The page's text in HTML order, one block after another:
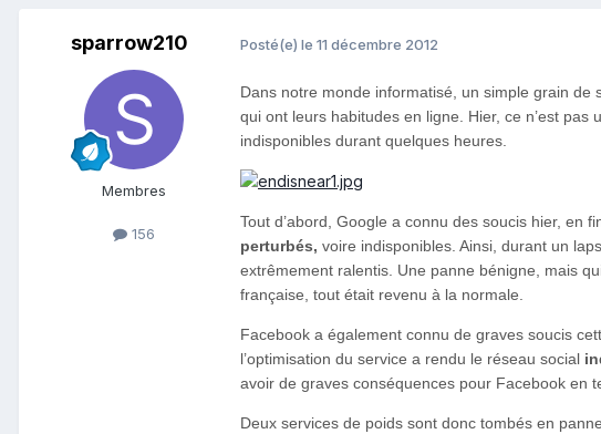
sparrow210
Membres
156
Posté(e) le 11 décembre 2012
Dans notre monde informatisé, un simple grain
qui ont leurs habitudes en ligne. Hier, ce n’est
indisponibles durant quelques heures.
Tout d’abord, Google a connu des soucis hier, en
perturbés, voire indisponibles. Ainsi, durant un
extrêmement ralentis. Une panne bénigne, mais
française, tout était revenu à la normale.
Facebook a également connu de graves soucis
l’optimisation du service a rendu le réseau social
avoir de graves conséquences pour Facebook en
Deux services de poids sont donc tombés en